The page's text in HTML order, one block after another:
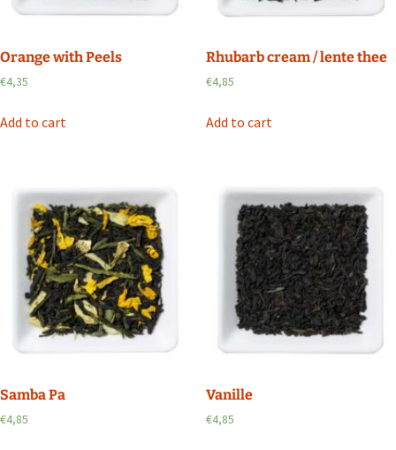
Orange with Peels
€4,35
Add to cart
Rhubarb cream / lente thee
€4,85
Add to cart
Samba Pa
€4,85
Vanille
€4,85